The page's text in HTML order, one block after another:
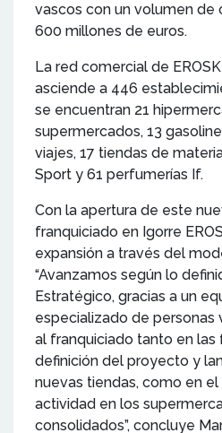
vascos con un volumen de
600 millones de euros.
La red comercial de
asciende a 446
se encuentran 21
supermercados, 13
viajes, 17 tiendas de
Sport y 61 perfumerías If.
Con la apertura de este
franquiciado en Igorre
expansión a través del
“Avanzamos según lo
Estratégico, gracias a un
especializado de personas
al franquiciado tanto en
definición del proyecto y
nuevas tiendas, como en
actividad en los
consolidados”, concluye